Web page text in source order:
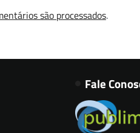
são processados.
Fale